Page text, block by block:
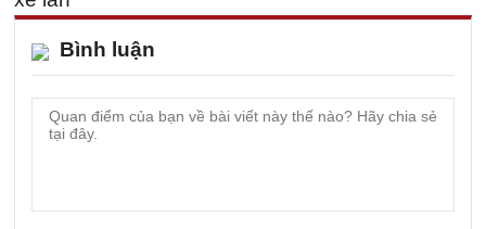
Bình luận